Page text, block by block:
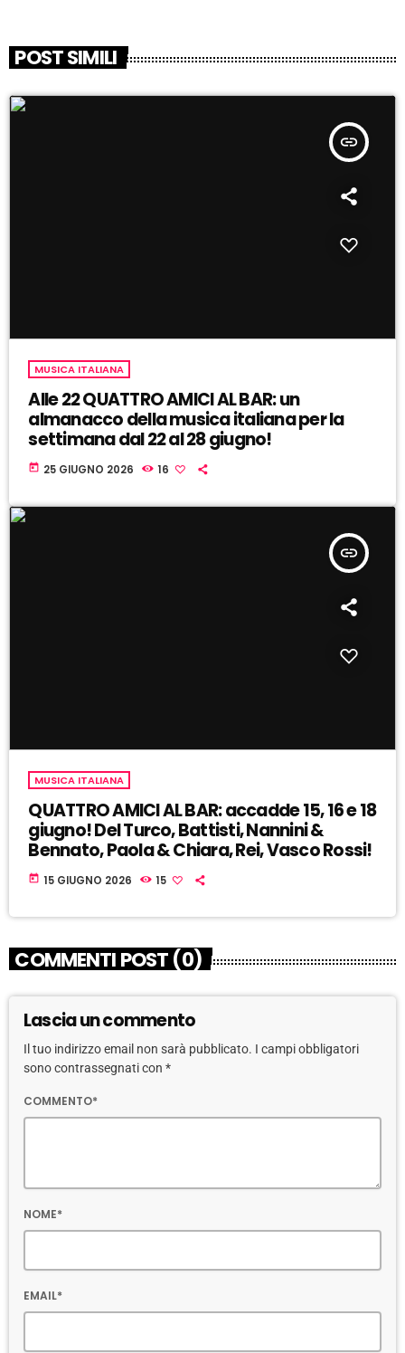
POST SIMILI
insert_link
MUSICA ITALIANA
Alle 22 QUATTRO AMICI AL BAR: un
almanacco della musica italiana per la
settimana dal 22 al 28 giugno!
today 25 GIUGNO 2026 16
insert_link
MUSICA ITALIANA
QUATTRO AMICI AL BAR: accadde 15, 16 e 18
giugno! Del Turco, Battisti, Nannini &
Bennato, Paola & Chiara, Rei, Vasco Rossi!
today 15 GIUGNO 2026 15
COMMENTI POST (0)
Lascia un commento
Il tuo indirizzo email non sarà pubblicato. I campi obbligatori
sono contrassegnati con *
COMMENTO*
NOME*
EMAIL*